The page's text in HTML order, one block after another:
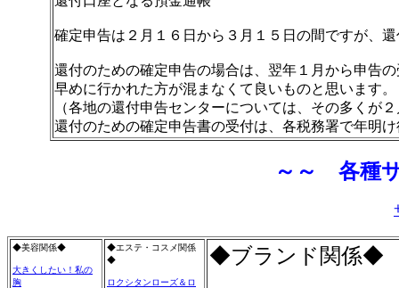
確定申告は２月１６日から３月１５日の間ですが、
還付のための確定申告の場合は、翌年１月から申告
早めに行かれた方が混まなくて良いものと思います。
（各地の還付申告センターについては、その多くが
還付のための確定申告書の受付は、各税務署で年明
～～ 各種
◆美容関係◆
大きくしたい！私の
胸
◆エステ・コスメ関係
◆
ロクシタンローズ＆ロ
◆ブランド関係◆